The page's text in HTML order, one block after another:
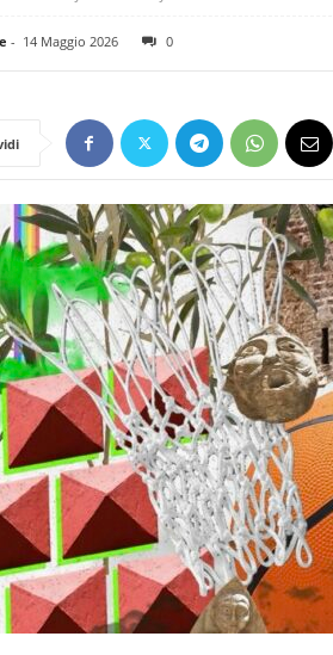
- 14 Maggio 2026 0